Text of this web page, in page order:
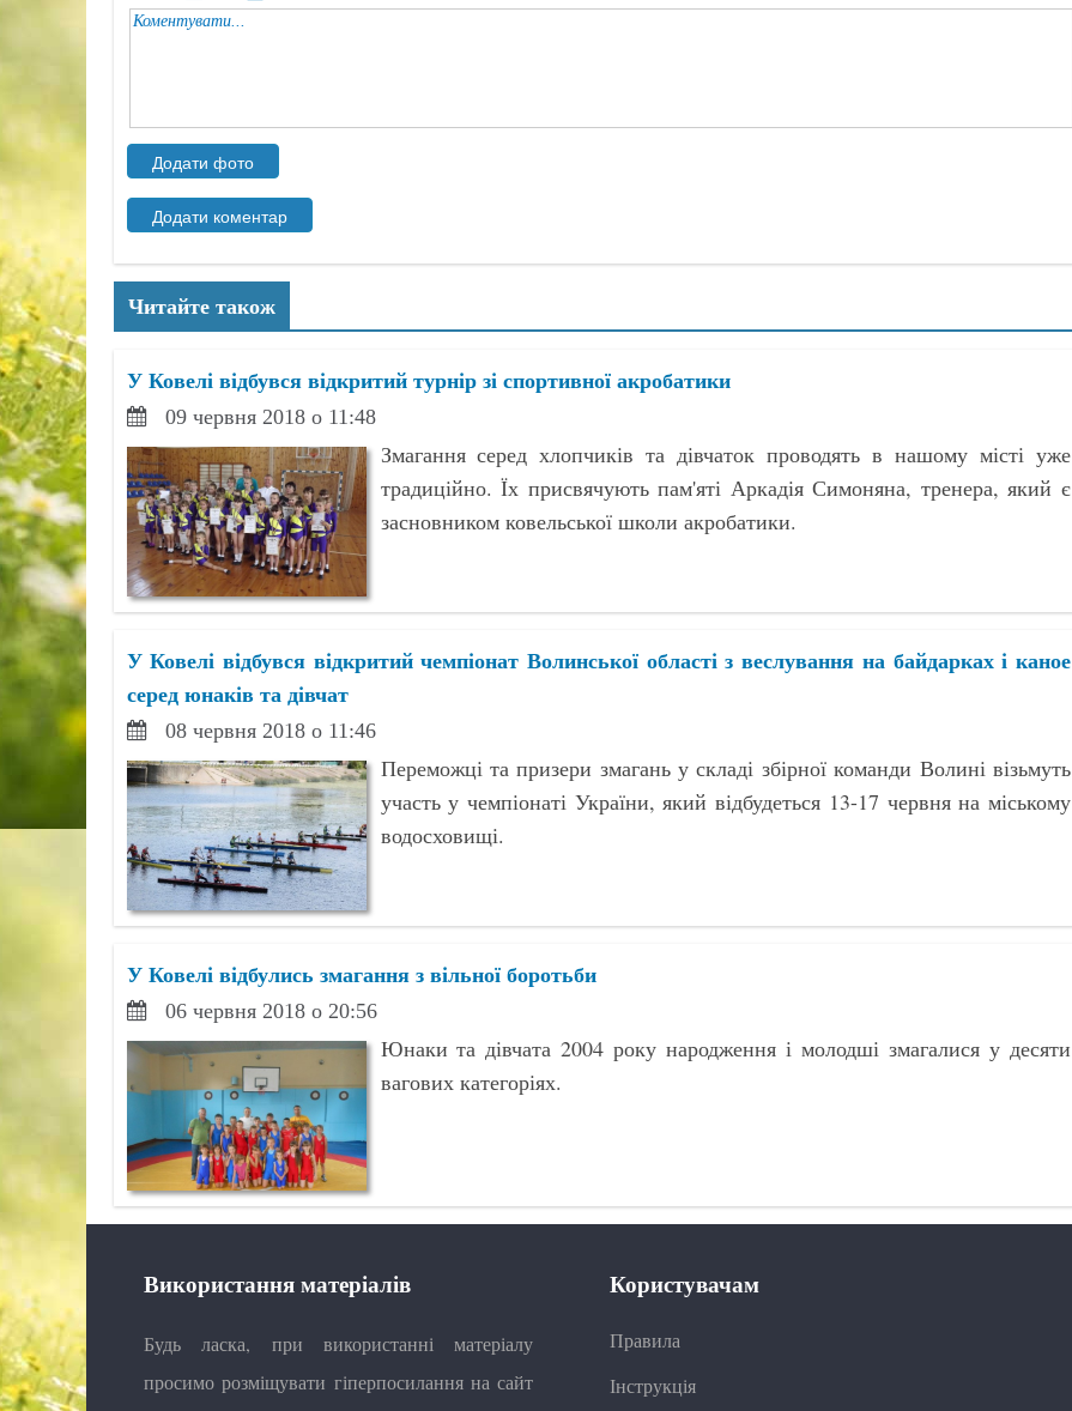
Читайте також
У Ковелі відбувся відкритий турнір зі спортивної акробатики
09 червня 2018 о 11:48
Змагання серед хлопчиків та дівчаток проводять в нашому місті уже
традиційно. Їх присвячують пам'яті Аркадія Симоняна, тренера, який є
засновником ковельської школи акробатики.
У Ковелі відбувся відкритий чемпіонат Волинської області з веслування на байдарках і каное
серед юнаків та дівчат
08 червня 2018 о 11:46
Переможці та призери змагань у складі збірної команди Волині візьмуть
участь у чемпіонаті України, який відбудеться 13-17 червня на міському
водосховищі.
У Ковелі відбулись змагання з вільної боротьби
06 червня 2018 о 20:56
Юнаки та дівчата 2004 року народження і молодші змагалися у десяти
вагових категоріях.
Використання матеріалів
Будь ласка, при використанні матеріалу
просимо розміщувати гіперпосилання на сайт
Користувачам
Правила
Інструкція